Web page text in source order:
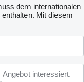
dem internationalen
Mit diesem